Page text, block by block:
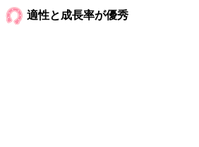
適性と成長率が優秀